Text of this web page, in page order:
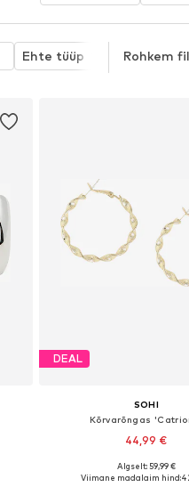
Ehte tüüp Kivi tüüp
Rohkem
DEAL
SOHI
Kõrvarõngas
44,99 €
Saadaolevad suurused:
Algselt: 59,99 €
Viimane madalaim hind: